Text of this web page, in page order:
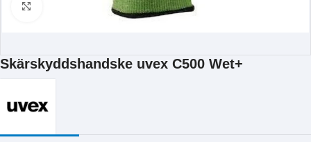
Klicka för att förstora
Skärskyddshandske uvex C500 Wet+